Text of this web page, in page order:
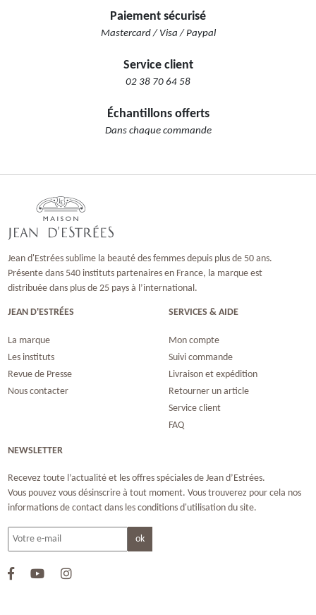
Paiement sécurisé
Mastercard / Visa / Paypal
Service client
02 38 70 64 58
Échantillons offerts
Dans chaque commande
Jean d'Estrées sublime la beauté des femmes depuis plus de 50 ans.
Présente dans 540 instituts partenaires en France, la marque est
distribuée dans plus de 25 pays à l’international.
JEAN D'ESTRÉES
La marque
Les instituts
Revue de Presse
Nous contacter
SERVICES & AIDE
Mon compte
Suivi commande
Livraison et expédition
Retourner un article
Service client
FAQ
NEWSLETTER
Recevez toute l’actualité et les offres spéciales de Jean d’Estrées.
Vous pouvez vous désinscrire à tout moment. Vous trouverez pour cela nos
informations de contact dans les conditions d'utilisation du site.